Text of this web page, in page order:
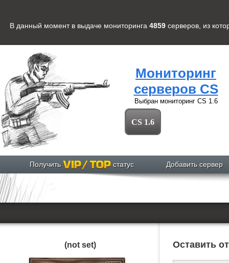
В данный момент в выдаче мониторинга 4859 серверов , из
Мониторинг
серверов CS
Выбран мониторинг CS 1.6
CS 1.6
Получить статус Добавить сервер
(not set) Оставить